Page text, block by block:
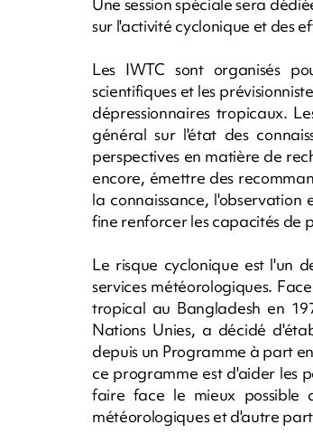
sur l'activité cyclonique et des
Les IWTC sont organisés
scientifiques et les
dépressionnaires tropicaux.
général sur l'état des
perspectives en matière de
encore, émettre des
la connaissance, l'observation
fine renforcer les capacités de
Le risque cyclonique est l'un
services météorologiques.
tropical au Bangladesh en
Nations Unies, a décidé
depuis un Programme à part
ce programme est d'aider les
faire face le mieux possible
météorologiques et d'autre